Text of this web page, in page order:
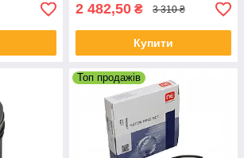
2 482,50 ₴ 3 310 ₴
Купити
Топ продажів